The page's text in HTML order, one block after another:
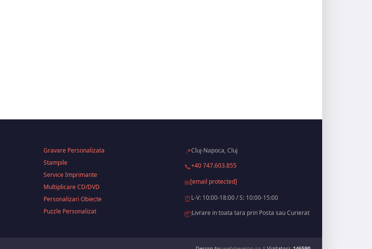
Gravare Personalizata
Stampile
Service Imprimante
Multiplicare CD/DVD
Personalizari Obiecte
Puzzle Personalizat
📍Cluj-Napoca, Cluj
📞+40 747.603.855
✉[email protected]
⏰L-V: 10:00-18:00 / S: 10:00-15:00
📦Livrare in toata tara prin Posta sau Curierat